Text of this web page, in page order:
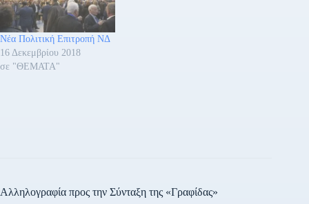
Νέα Πολιτική Επιτροπή ΝΔ
16 Δεκεμβρίου 2018
σε "ΘΕΜΑΤΑ"
Αλληλογραφία προς την Σύνταξη της «Γραφίδας»